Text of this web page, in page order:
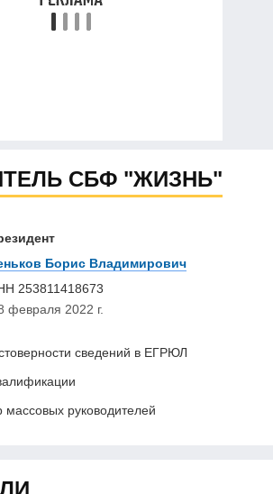
СБФ "ЖИЗНЬ"
Борис Владимирович
253811418673
февраля 2022 г.
сведений в ЕГРЮЛ
массовых руководителей